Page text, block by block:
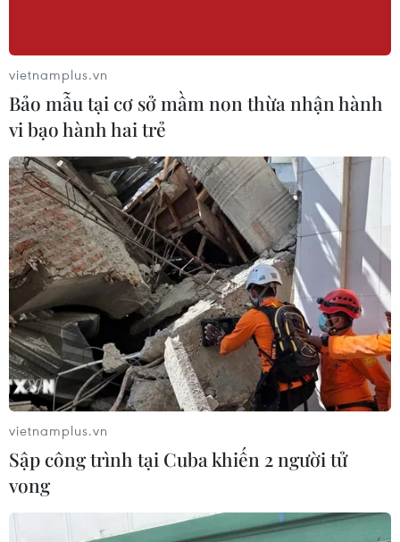
vietnamplus.vn
Bảo mẫu tại cơ sở mầm non thừa nhận hành
vi bạo hành hai trẻ
vietnamplus.vn
Sập công trình tại Cuba khiến 2 người tử
vong